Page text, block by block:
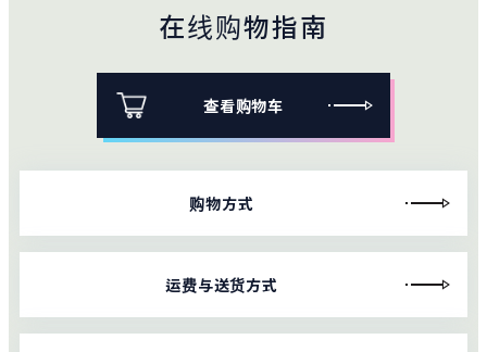
在线购物指南
查看购物车
购物方式
运费与送货方式